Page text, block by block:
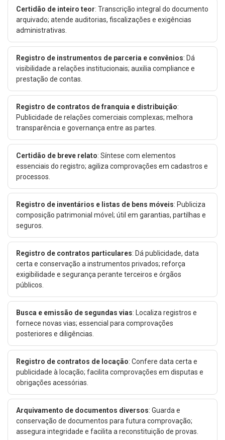
Certidão de inteiro teor: Transcrição integral do documento
arquivado; atende auditorias, fiscalizações e exigências
administrativas.
Registro de instrumentos de parceria e convênios: Dá
visibilidade a relações institucionais; auxilia compliance e
prestação de contas.
Registro de contratos de franquia e distribuição:
Publicidade de relações comerciais complexas; melhora
transparência e governança entre as partes.
Certidão de breve relato: Síntese com elementos
essenciais do registro; agiliza comprovações em cadastros e
processos.
Registro de inventários e listas de bens móveis: Publiciza
composição patrimonial móvel; útil em garantias, partilhas e
seguros.
Registro de contratos particulares: Dá publicidade, data
certa e conservação a instrumentos privados; reforça
exigibilidade e segurança perante terceiros e órgãos
públicos.
Busca e emissão de segundas vias: Localiza registros e
fornece novas vias; essencial para comprovações
posteriores e diligências.
Registro de contratos de locação: Confere data certa e
publicidade à locação; facilita comprovações em disputas e
obrigações acessórias.
Arquivamento de documentos diversos: Guarda e
conservação de documentos para futura comprovação;
assegura integridade e facilita a reconstituição de provas.